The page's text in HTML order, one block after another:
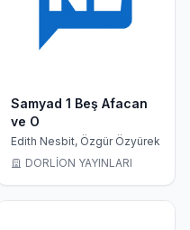
Samyad 1 Beş Afacan
ve O
Edith Nesbit, Özgür Özyürek
DORLİON YAYINLARI